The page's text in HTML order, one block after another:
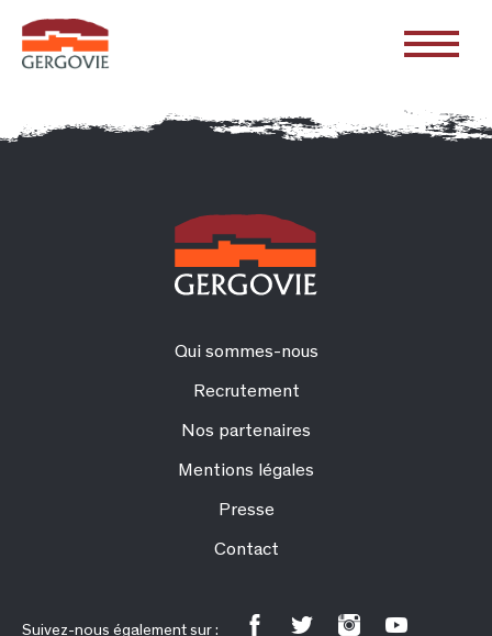
Qui sommes-nous
Recrutement
Nos partenaires
Mentions légales
Presse
Contact
Suivez-nous également sur :